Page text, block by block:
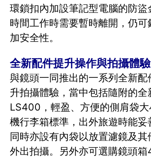
環鎖扣內加設筆記型電腦的防盜
時間工作時需要暫時離開，仍可
加安全性。
全新配件提升操作與拍攝體驗
與鏡頭一同推出的一系列全新配
升拍攝體驗，當中包括隨附的全
LS400，輕盈、方便的側肩袋
機行李箱標準，出外旅遊時能妥
同時亦設有內袋以放置濾鏡及其
外出拍攝。另外亦可選購鏡頭